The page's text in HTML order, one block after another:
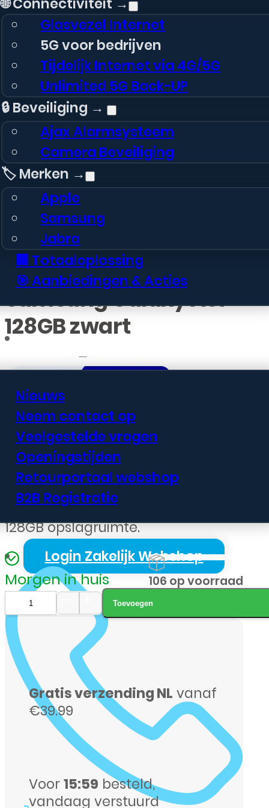
Glasvezel Internet
5G voor bedrijven
Tijdelijk Internet via 4G/5G
Unlimited 5G Back-UP
🔒 Beveiliging →
Ajax Alarmsysteem
Camera Beveiliging
🏷️ Merken →
Apple
Samsung
Jabra
🏢 Totaaloplossing
🎯 Aanbiedingen & Acties
Nieuws
Neem contact op
Veelgestelde vragen
Openingstijden
Retourportaal webshop
B2B Registratie
Login Zakelijk Webshop
Samsung Galaxy A37
128GB zwart
€295,99
De Samsung Galaxy A37 biedt een
groot scherm en solide prestaties
in een toegankelijk design met
128GB opslagruimte.
Morgen in huis
Samsung
Galaxy
A37
128GB
zwart
aantal
Toevoegen
106 op voorraad
Gratis verzending NL vanaf
€39.99
Voor15:59 besteld,
vandaag verstuurd